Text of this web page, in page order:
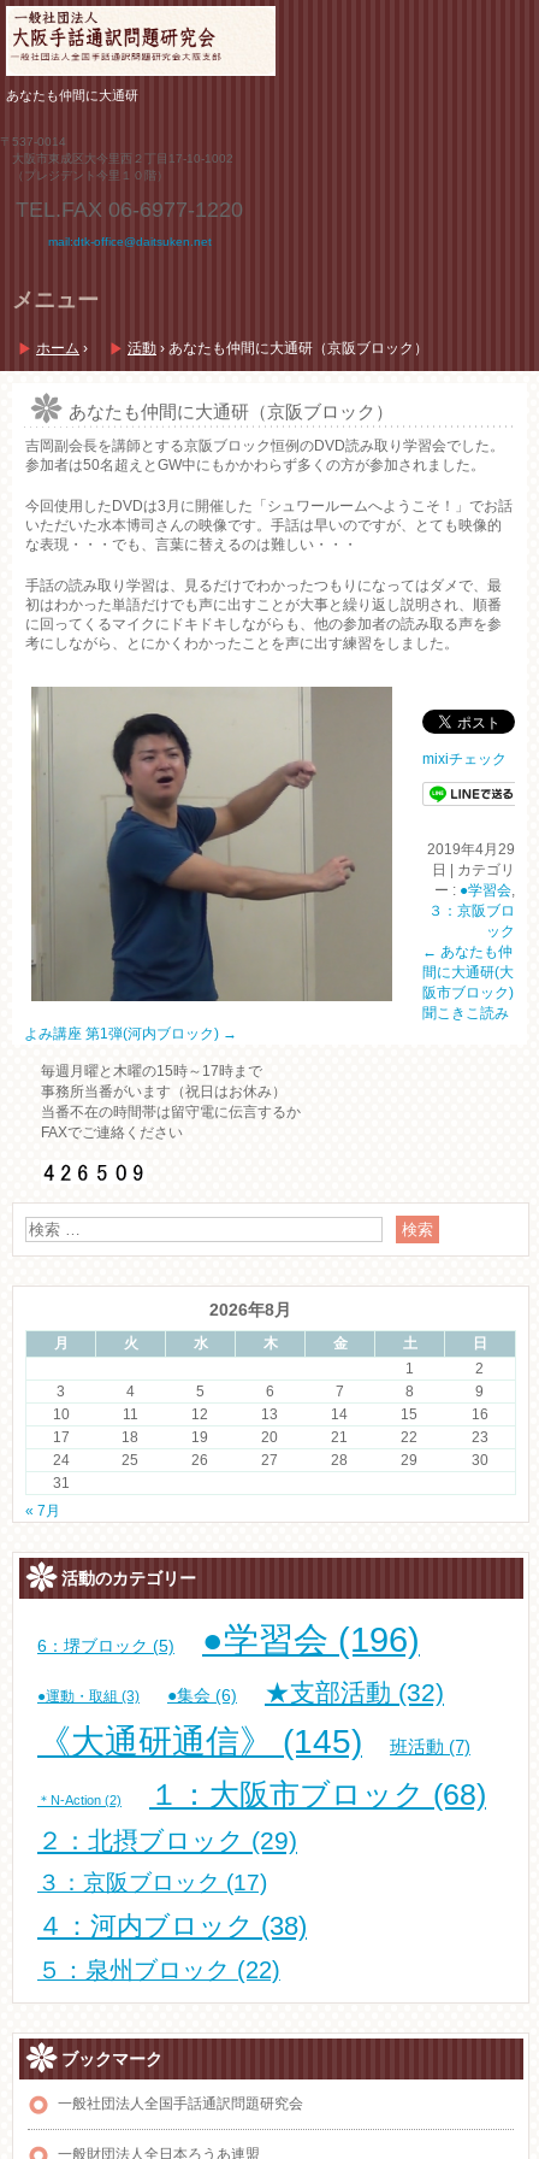
あなたも仲間に大通研
〒537-0014
大阪市東成区大今里西２丁目17-10-1002
（プレジデント今里１０階）
TEL.FAX 06-6977-1220
mail:dtk-office@daitsuken.net
メニュー
ン
へ
ス
キ
プ
ホーム › 活動 › あなたも仲間に大通研（京阪ブロック）
あなたも仲間に大通研（京阪ブロック）
吉岡副会長を講師とする京阪ブロック恒例のDVD読み取り学習会でした。
参加者は50名超えとGW中にもかかわらず多くの方が参加されました。
今回使用したDVDは3月に開催した「シュワールームへようこそ！」でお話
いただいた水本博司さんの映像です。手話は早いのですが、とても映像的
な表現・・・でも、言葉に替えるのは難しい・・・
手話の読み取り学習は、見るだけでわかったつもりになってはダメで、最
初はわかった単語だけでも声に出すことが大事と繰り返し説明され、順番
に回ってくるマイクにドキドキしながらも、他の参加者の読み取る声を参
考にしながら、とにかくわかったことを声に出す練習をしました。
mixiチェック
2019年4月29
日
カテゴリ
ー : ●学習会,
３：京阪ブロ
ック
← あなたも仲
間に大通研(大
阪市ブロック)
聞こきこ読み
よみ講座 第1弾(河内ブロック) →
毎週月曜と木曜の15時～17時まで
事務所当番がいます（祝日はお休み）
当番不在の時間帯は留守電に伝言するか
FAXでご連絡ください
2026年8月
月 火 水 木 金 土
日
1
2
3
4 5 6 7 8
9
10
11 12 13 14 15
16
17
18 19 20 21 22
23
24
25 26 27 28 29
30
31
« 7月
活動のカテゴリー
6：堺ブロック (5) ●学習会 (196)
●運動・取組 (3) ●集会 (6) ★支部活動 (32)
《大通研通信》 (145) 班活動 (7)
＊N-Action (2) １：大阪市ブロック (68)
２：北摂ブロック (29)
３：京阪ブロック (17)
４：河内ブロック (38)
５：泉州ブロック (22)
ブックマーク
一般社団法人全国手話通訳問題研究会
一般財団法人全日本ろうあ連盟